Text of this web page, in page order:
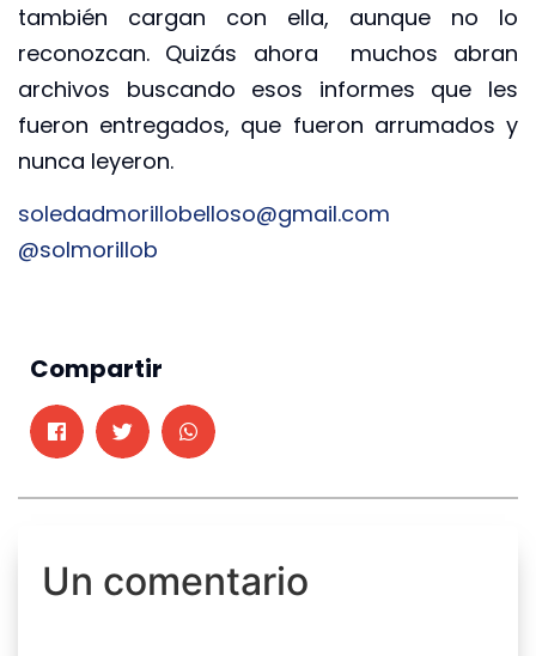
también cargan con ella, aunque no lo
reconozcan. Quizás ahora muchos abran
archivos buscando esos informes que les
fueron entregados, que fueron arrumados y
nunca leyeron.
soledadmorillobelloso@gmail.com
@solmorillob
Compartir
Un comentario